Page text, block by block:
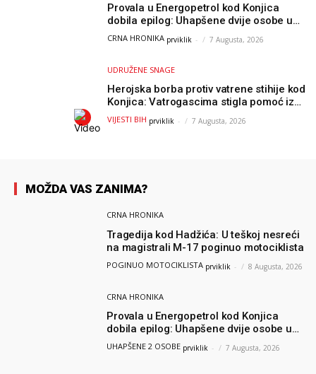
Provala u Energopetrol kod Konjica
dobila epilog: Uhapšene dvije osobe u
Čapljini i Jablanici
CRNA HRONIKA prviklik - 7 Augusta, 2026
UDRUŽENE SNAGE
Herojska borba protiv vatrene stihije kod
Konjica: Vatrogascima stigla pomoć iz
Sarajeva, helikopteri i Air Tractori
udružili snage
VIJESTI BIH prviklik - 7 Augusta, 2026
MOŽDA VAS ZANIMA?
CRNA HRONIKA
Tragedija kod Hadžića: U teškoj nesreći
na magistrali M-17 poginuo motociklista
POGINUO MOTOCIKLISTA prviklik - 8 Augusta, 2026
CRNA HRONIKA
Provala u Energopetrol kod Konjica
dobila epilog: Uhapšene dvije osobe u
Čapljini i Jablanici
UHAPŠENE 2 OSOBE prviklik - 7 Augusta, 2026